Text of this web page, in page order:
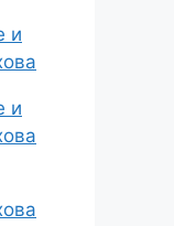
и
и